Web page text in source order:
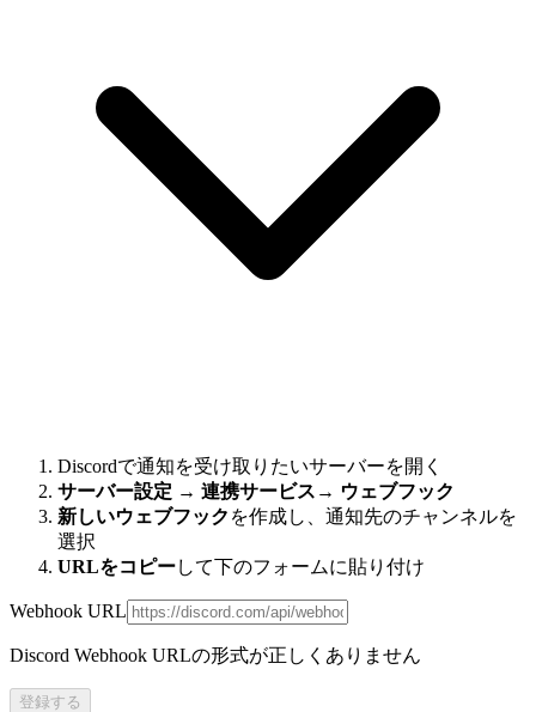
Discordで通知を受け取りたいサーバーを開く
サーバー設定 → 連携サービス → ウェブフック
新しいウェブフック を作成し、通知先のチャンネルを
選択
URLをコピーして下のフォームに貼り付け
Webhook URL
Discord Webhook URLの形式が正しくありません
登録する